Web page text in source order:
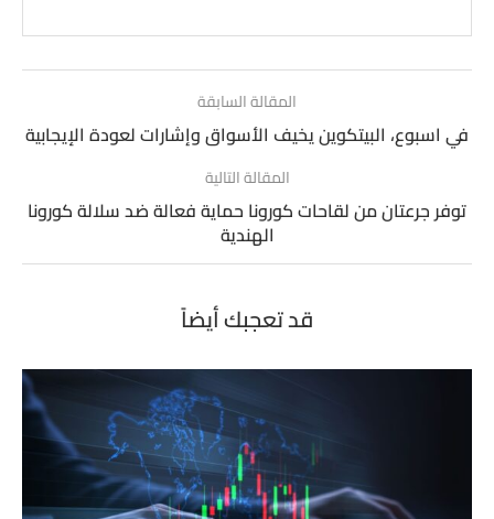
المقالة السابقة
في اسبوع، البيتكوين يخيف الأسواق وإشارات لعودة الإيجابية
المقالة التالية
توفر جرعتان من لقاحات كورونا حماية فعالة ضد سلالة كورونا
الهندية
قد تعجبك أيضاً